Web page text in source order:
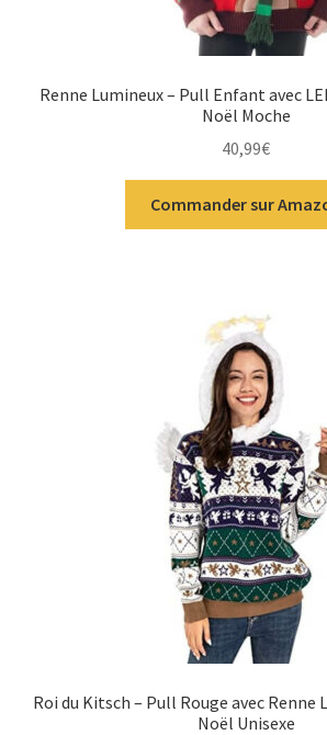
Renne Lumineux – Pull Enfant avec
Noël Moche
40,99€
Commander sur
Roi du Kitsch – Pull Rouge avec Renne
Noël Unisexe